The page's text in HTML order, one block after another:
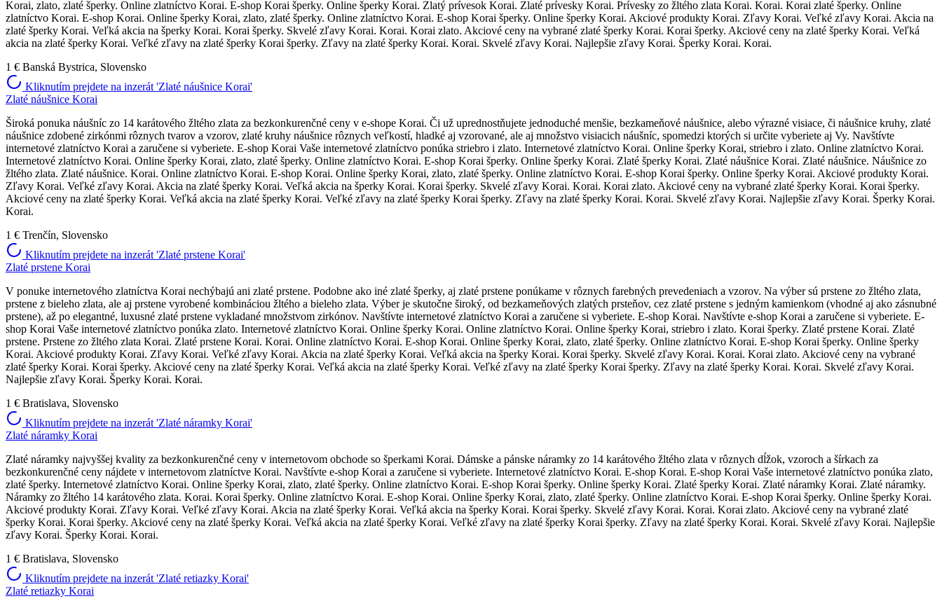
Korai, zlato, zlaté šperky. Online zlatníctvo Korai. E-shop Korai šperky. Online šperky Korai. Zlatý prívesok Korai. Zlaté prívesky Korai. Prívesky zo žltého zlata Korai. Korai. Korai zlaté šperky. Online
zlatníctvo Korai. E-shop Korai. Online šperky Korai, zlato, zlaté šperky. Online zlatníctvo Korai. E-shop Korai šperky. Online šperky Korai. Akciové produkty Korai. Zľavy Korai. Veľké zľavy Korai. Akcia na
zlaté šperky Korai. Veľká akcia na šperky Korai. Korai šperky. Skvelé zľavy Korai. Korai. Korai zlato. Akciové ceny na vybrané zlaté šperky Korai. Korai šperky. Akciové ceny na zlaté šperky Korai. Veľká
akcia na zlaté šperky Korai. Veľké zľavy na zlaté šperky Korai šperky. Zľavy na zlaté šperky Korai. Korai. Skvelé zľavy Korai. Najlepšie zľavy Korai. Šperky Korai. Korai.
1 € Banská Bystrica, Slovensko
Kliknutím prejdete na inzerát 'Zlaté náušnice Korai'
Zlaté náušnice Korai
Široká ponuka náušníc zo 14 karátového žltého zlata za bezkonkurenčné ceny v e-shope Korai. Či už uprednostňujete jednoduché menšie, bezkameňové náušnice, alebo výrazné visiace, či náušnice kruhy, zlaté
náušnice zdobené zirkónmi rôznych tvarov a vzorov, zlaté kruhy náušnice rôznych veľkostí, hladké aj vzorované, ale aj množstvo visiacich náušníc, spomedzi ktorých si určite vyberiete aj Vy. Navštívte
internetové zlatníctvo Korai a zaručene si vyberiete. E-shop Korai Vaše internetové zlatníctvo ponúka striebro i zlato. Internetové zlatníctvo Korai. Online šperky Korai, striebro i zlato. Online zlatníctvo Korai.
Internetové zlatníctvo Korai. Online šperky Korai, zlato, zlaté šperky. Online zlatníctvo Korai. E-shop Korai šperky. Online šperky Korai. Zlaté šperky Korai. Zlaté náušnice Korai. Zlaté náušnice. Náušnice zo
žltého zlata. Zlaté náušnice. Korai. Online zlatníctvo Korai. E-shop Korai. Online šperky Korai, zlato, zlaté šperky. Online zlatníctvo Korai. E-shop Korai šperky. Online šperky Korai. Akciové produkty Korai.
Zľavy Korai. Veľké zľavy Korai. Akcia na zlaté šperky Korai. Veľká akcia na šperky Korai. Korai šperky. Skvelé zľavy Korai. Korai. Korai zlato. Akciové ceny na vybrané zlaté šperky Korai. Korai šperky.
Akciové ceny na zlaté šperky Korai. Veľká akcia na zlaté šperky Korai. Veľké zľavy na zlaté šperky Korai šperky. Zľavy na zlaté šperky Korai. Korai. Skvelé zľavy Korai. Najlepšie zľavy Korai. Šperky Korai.
Korai.
1 € Trenčín, Slovensko
Kliknutím prejdete na inzerát 'Zlaté prstene Korai'
Zlaté prstene Korai
V ponuke internetového zlatníctva Korai nechýbajú ani zlaté prstene. Podobne ako iné zlaté šperky, aj zlaté prstene ponúkame v rôznych farebných prevedeniach a vzorov. Na výber sú prstene zo žltého zlata,
prstene z bieleho zlata, ale aj prstene vyrobené kombináciou žltého a bieleho zlata. Výber je skutočne široký, od bezkameňových zlatých prsteňov, cez zlaté prstene s jedným kamienkom (vhodné aj ako zásnubné
prstene), až po elegantné, luxusné zlaté prstene vykladané množstvom zirkónov. Navštívte internetové zlatníctvo Korai a zaručene si vyberiete. E-shop Korai. Navštívte e-shop Korai a zaručene si vyberiete. E-
shop Korai Vaše internetové zlatníctvo ponúka zlato. Internetové zlatníctvo Korai. Online šperky Korai. Online zlatníctvo Korai. Online šperky Korai, striebro i zlato. Korai šperky. Zlaté prstene Korai. Zlaté
prstene. Prstene zo žltého zlata Korai. Zlaté prstene Korai. Korai. Online zlatníctvo Korai. E-shop Korai. Online šperky Korai, zlato, zlaté šperky. Online zlatníctvo Korai. E-shop Korai šperky. Online šperky
Korai. Akciové produkty Korai. Zľavy Korai. Veľké zľavy Korai. Akcia na zlaté šperky Korai. Veľká akcia na šperky Korai. Korai šperky. Skvelé zľavy Korai. Korai. Korai zlato. Akciové ceny na vybrané
zlaté šperky Korai. Korai šperky. Akciové ceny na zlaté šperky Korai. Veľká akcia na zlaté šperky Korai. Veľké zľavy na zlaté šperky Korai šperky. Zľavy na zlaté šperky Korai. Korai. Skvelé zľavy Korai.
Najlepšie zľavy Korai. Šperky Korai. Korai.
1 € Bratislava, Slovensko
Kliknutím prejdete na inzerát 'Zlaté náramky Korai'
Zlaté náramky Korai
Zlaté náramky najvyššej kvality za bezkonkurenčné ceny v internetovom obchode so šperkami Korai. Dámske a pánske náramky zo 14 karátového žltého zlata v rôznych dĺžok, vzoroch a šírkach za
bezkonkurenčné ceny nájdete v internetovom zlatníctve Korai. Navštívte e-shop Korai a zaručene si vyberiete. Internetové zlatníctvo Korai. E-shop Korai. E-shop Korai Vaše internetové zlatníctvo ponúka zlato,
zlaté šperky. Internetové zlatníctvo Korai. Online šperky Korai, zlato, zlaté šperky. Online zlatníctvo Korai. E-shop Korai šperky. Online šperky Korai. Zlaté šperky Korai. Zlaté náramky Korai. Zlaté náramky.
Náramky zo žltého 14 karátového zlata. Korai. Korai šperky. Online zlatníctvo Korai. E-shop Korai. Online šperky Korai, zlato, zlaté šperky. Online zlatníctvo Korai. E-shop Korai šperky. Online šperky Korai.
Akciové produkty Korai. Zľavy Korai. Veľké zľavy Korai. Akcia na zlaté šperky Korai. Veľká akcia na šperky Korai. Korai šperky. Skvelé zľavy Korai. Korai. Korai zlato. Akciové ceny na vybrané zlaté
šperky Korai. Korai šperky. Akciové ceny na zlaté šperky Korai. Veľká akcia na zlaté šperky Korai. Veľké zľavy na zlaté šperky Korai šperky. Zľavy na zlaté šperky Korai. Korai. Skvelé zľavy Korai. Najlepšie
zľavy Korai. Šperky Korai. Korai.
1 € Bratislava, Slovensko
Kliknutím prejdete na inzerát 'Zlaté retiazky Korai'
Zlaté retiazky Korai